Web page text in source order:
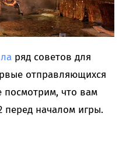
ряд советов для
отправляющихся
посмотрим, что вам
перед началом игры.